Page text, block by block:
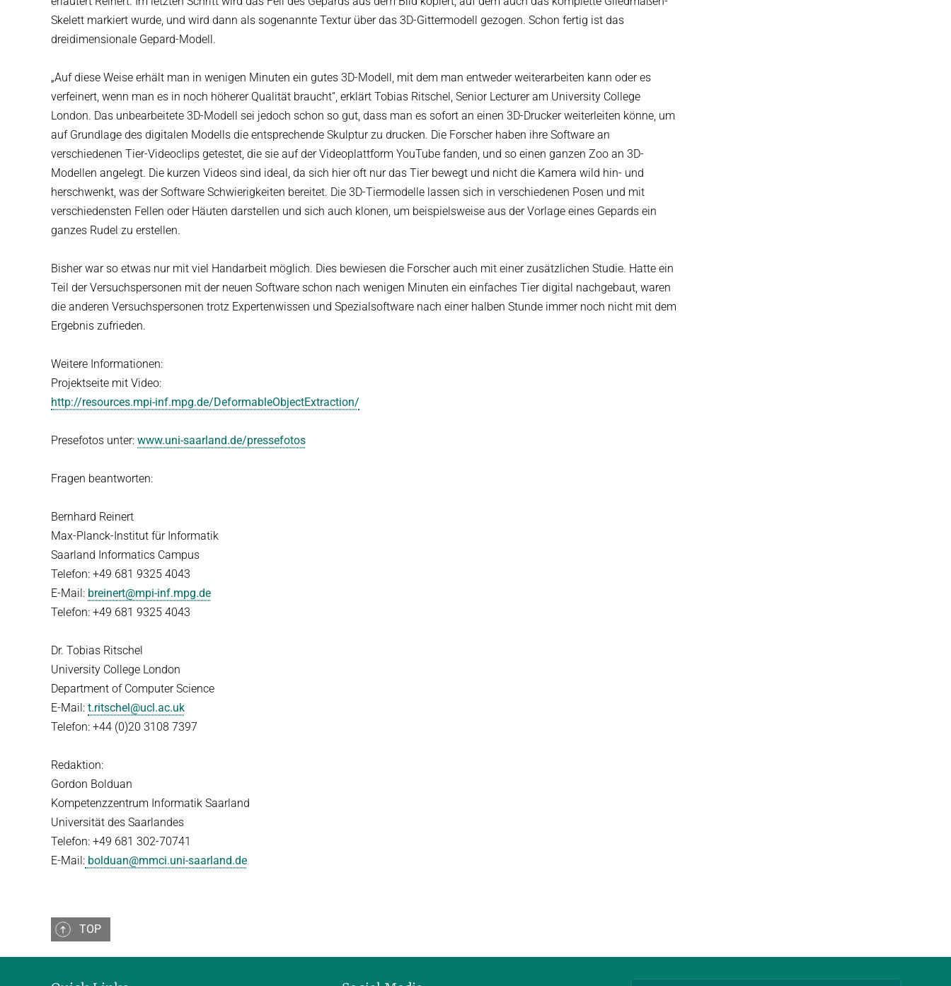
Skelett markiert wurde, und wird dann als sogenannte Textur über das 3D-Gittermodell gezogen. Schon fertig ist das
dreidimensionale Gepard-Modell.
„Auf diese Weise erhält man in wenigen Minuten ein gutes 3D-Modell, mit dem man entweder weiterarbeiten kann oder es
verfeinert, wenn man es in noch höherer Qualität braucht“, erklärt Tobias Ritschel, Senior Lecturer am University College
London. Das unbearbeitete 3D-Modell sei jedoch schon so gut, dass man es sofort an einen 3D-Drucker weiterleiten könne, um
auf Grundlage des digitalen Modells die entsprechende Skulptur zu drucken. Die Forscher haben ihre Software an
verschiedenen Tier-Videoclips getestet, die sie auf der Videoplattform YouTube fanden, und so einen ganzen Zoo an 3D-
Modellen angelegt. Die kurzen Videos sind ideal, da sich hier oft nur das Tier bewegt und nicht die Kamera wild hin- und
herschwenkt, was der Software Schwierigkeiten bereitet. Die 3D-Tiermodelle lassen sich in verschiedenen Posen und mit
verschiedensten Fellen oder Häuten darstellen und sich auch klonen, um beispielsweise aus der Vorlage eines Gepards ein
ganzes Rudel zu erstellen.
Bisher war so etwas nur mit viel Handarbeit möglich. Dies bewiesen die Forscher auch mit einer zusätzlichen Studie. Hatte ein
Teil der Versuchspersonen mit der neuen Software schon nach wenigen Minuten ein einfaches Tier digital nachgebaut, waren
die anderen Versuchspersonen trotz Expertenwissen und Spezialsoftware nach einer halben Stunde immer noch nicht mit dem
Ergebnis zufrieden.
Weitere Informationen:
Projektseite mit Video:
http://resources.mpi-inf.mpg.de/DeformableObjectExtraction/
Presefotos unter: www.uni-saarland.de/pressefotos
Fragen beantworten:
Bernhard Reinert
Max-Planck-Institut für Informatik
Saarland Informatics Campus
Telefon: +49 681 9325 4043
E-Mail: breinert@mpi-inf.mpg.de
Telefon: +49 681 9325 4043
Dr. Tobias Ritschel
University College London
Department of Computer Science
E-Mail: t.ritschel@ucl.ac.uk
Telefon: +44 (0)20 3108 7397
Redaktion:
Gordon Bolduan
Kompetenzzentrum Informatik Saarland
Universität des Saarlandes
Telefon: +49 681 302-70741
E-Mail: bolduan@mmci.uni-saarland.de
TOP